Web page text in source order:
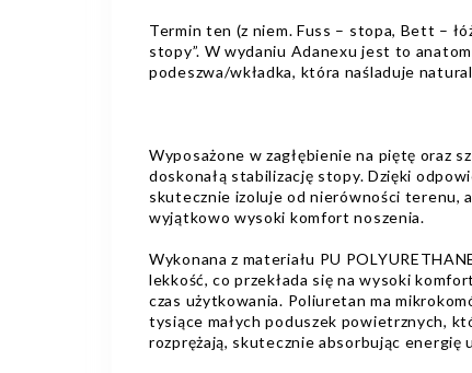
Termin ten (z niem. Fuss – stopa, Bett –
stopy”. W wydaniu Adanexu jest to
podeszwa/wkładka, która naśladuje
Wyposażone w zagłębienie na piętę oraz
doskonałą stabilizację stopy. Dzięki
skutecznie izoluje od nierówności terenu,
wyjątkowo wysoki komfort noszenia.
Wykonana z materiału PU
lekkość, co przekłada się na wysoki
czas użytkowania. Poliuretan ma
tysiące małych poduszek powietrznych,
rozprężają, skutecznie absorbując energię